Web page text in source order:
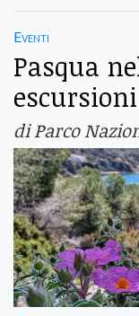
Eventi
Pasqua
di Parco